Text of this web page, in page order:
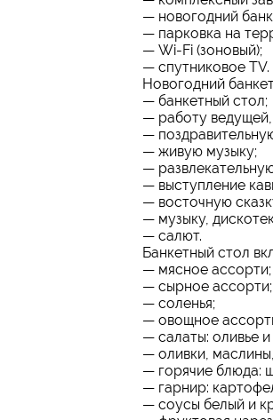
— новогодний
— парковка на
— Wi-Fi (зоновый);
— спутниковое TV.
Новогодний
— банкетный стол;
— работу ведущей,
—
— живую музыку;
—
— выступление
— восточную
— музыку,
— салют.
Банкетный стол
— мясное ассорти;
— сырное ассорти;
— соленья;
— овощное
— салаты: оливье
— оливки,
— горячие блюда:
— гарнир:
— соусы белый и